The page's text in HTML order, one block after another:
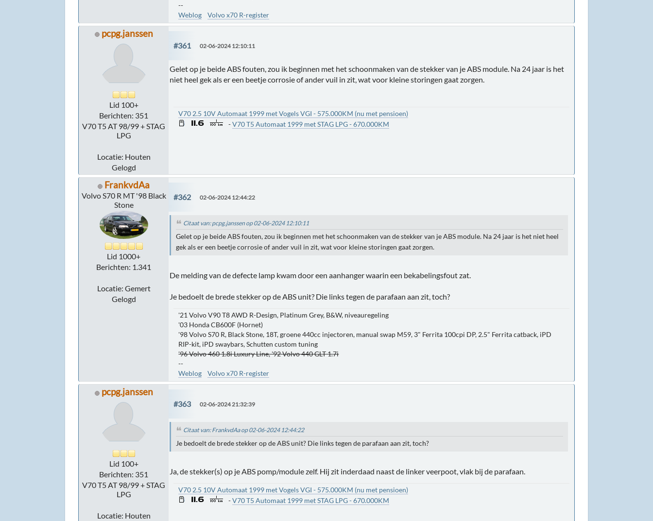
--
Weblog
Volvo x70 R-register
pcpg.janssen
Lid 100+
Berichten: 351
V70 T5 AT 98/99 + STAG
LPG
Locatie: Houten
Gelogd
#361 02-06-2024 12:10:11
Gelet op je beide ABS fouten, zou ik beginnen met het schoonmaken van de stekker van je ABS module. Na 24 jaar is het
niet heel gek als er een beetje corrosie of ander vuil in zit, wat voor kleine storingen gaat zorgen.
V70 2.5 10V Automaat 1999 met Vogels VGI - 575.000KM (nu met pensioen)
-V70 T5 Automaat 1999 met STAG LPG - 670.000KM
FrankvdAa
Volvo S70 R MT '98 Black
Stone
Lid 1000+
Berichten: 1.341
Locatie: Gemert
Gelogd
#362 02-06-2024 12:44:22
Citaat van: pcpg.janssen op 02-06-2024 12:10:11
Gelet op je beide ABS fouten, zou ik beginnen met het schoonmaken van de stekker van je ABS module. Na 24 jaar is het niet heel
gek als er een beetje corrosie of ander vuil in zit, wat voor kleine storingen gaat zorgen.
De melding van de defecte lamp kwam door een aanhanger waarin een bekabelingsfout zat.
Je bedoelt de brede stekker op de ABS unit? Die links tegen de parafaan aan zit, toch?
'21 Volvo V90 T8 AWD R-Design, Platinum Grey, B&W, niveauregeling
'03 Honda CB600F (Hornet)
'98 Volvo S70 R, Black Stone, 18T, groene 440cc injectoren, manual swap M59, 3" Ferrita 100cpi DP, 2.5" Ferrita catback, iPD
RIP-kit, iPD swaybars, Schutten custom tuning
'96 Volvo 460 1.8i Luxury Line, '92 Volvo 440 GLT 1.7i
--
Weblog
Volvo x70 R-register
pcpg.janssen
Lid 100+
Berichten: 351
V70 T5 AT 98/99 + STAG
LPG
Locatie: Houten
#363 02-06-2024 21:32:39
Citaat van: FrankvdAa op 02-06-2024 12:44:22
Je bedoelt de brede stekker op de ABS unit? Die links tegen de parafaan aan zit, toch?
Ja, de stekker(s) op je ABS pomp/module zelf. Hij zit inderdaad naast de linker veerpoot, vlak bij de parafaan.
V70 2.5 10V Automaat 1999 met Vogels VGI - 575.000KM (nu met pensioen)
-V70 T5 Automaat 1999 met STAG LPG - 670.000KM